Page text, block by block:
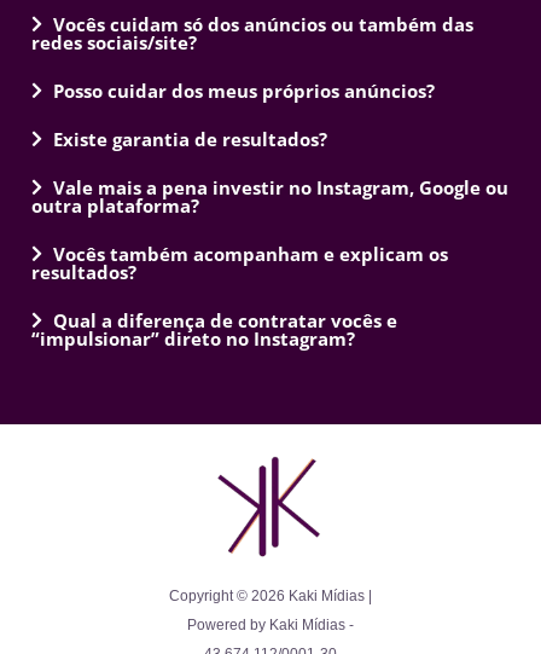
Vocês cuidam só dos anúncios ou também das
redes sociais/site?
Posso cuidar dos meus próprios anúncios?
Existe garantia de resultados?
Vale mais a pena investir no Instagram, Google ou
outra plataforma?
Vocês também acompanham e explicam os
resultados?
Qual a diferença de contratar vocês e
“impulsionar” direto no Instagram?
Copyright © 2026 Kaki Mídias |
Powered by Kaki Mídias -